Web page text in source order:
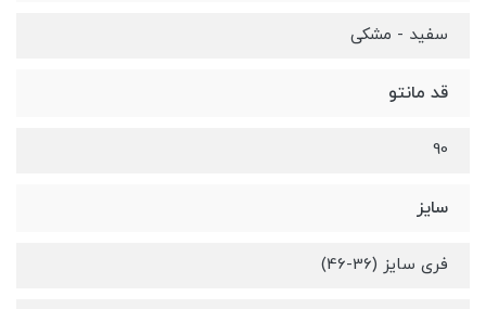
سفید - مشکی
قد مانتو
90
سایز
فری سایز (36-46)